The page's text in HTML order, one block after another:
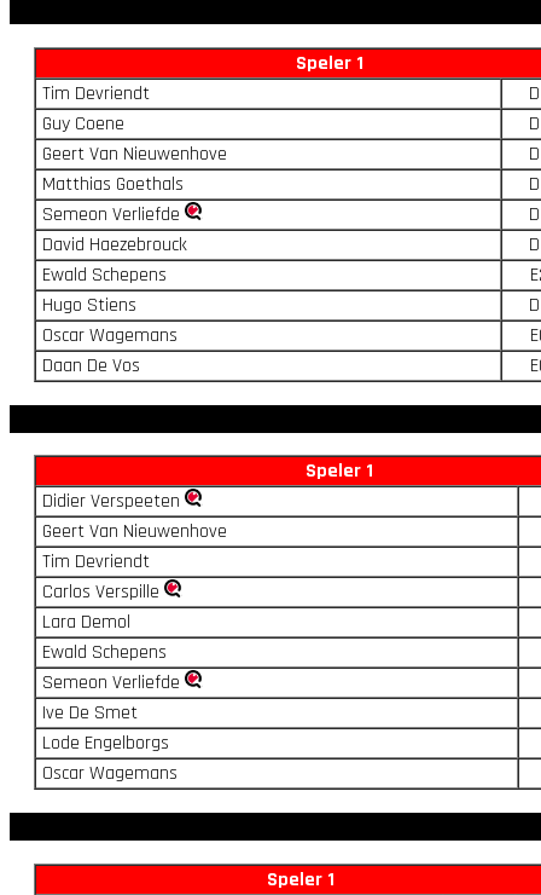
Speler 1
Tim Devriendt
Guy Coene
Geert Van Nieuwenhove
Matthias Goethals
Semeon Verliefde
David Haezebrouck
Ewald Schepens
Hugo Stiens
Oscar Wagemans
Daan De Vos
Speler 1
Didier Verspeeten
Geert Van Nieuwenhove
Tim Devriendt
Carlos Verspille
Lara Demol
Ewald Schepens
Semeon Verliefde
Ive De Smet
Lode Engelborgs
Oscar Wagemans
Speler 1